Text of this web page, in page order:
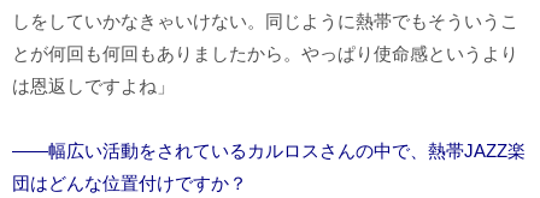
しをしていかなきゃいけない。同じように熱帯でもそういうこ
とが何回も何回もありましたから。やっぱり使命感というより
は恩返しですよね」
――幅広い活動をされているカルロスさんの中で、熱帯JAZZ楽
団はどんな位置付けですか？